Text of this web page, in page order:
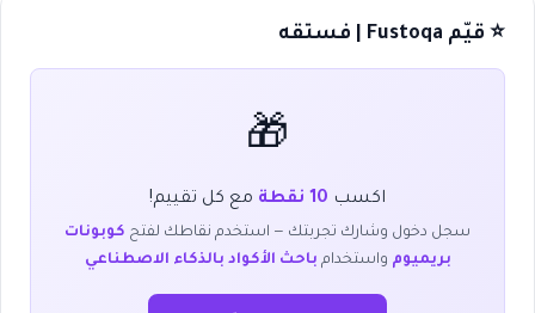
⭐ قيّم Fustoqa | فستقه
🎁
اكسب 10 نقطة مع كل تقييم!
سجل دخول وشارك تجربتك — استخدم نقاطك لفتح كوبونات
بريميوم واستخدام باحث الأكواد بالذكاء الاصطناعي